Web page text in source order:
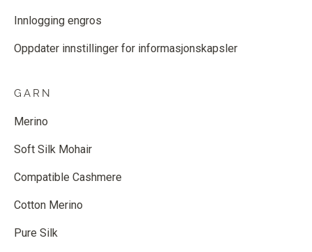
Innlogging engros
Oppdater innstillinger for informasjonskapsler
GARN
Merino
Soft Silk Mohair
Compatible Cashmere
Cotton Merino
Pure Silk